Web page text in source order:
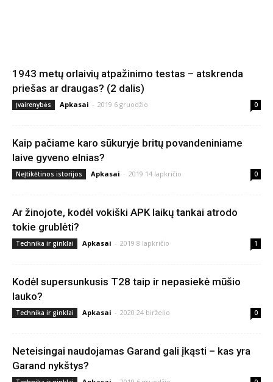
1943 metų orlaivių atpažinimo testas – atskrenda
priešas ar draugas? (2 dalis)
Įvairenybės Apkasai - 2019 6 gruodžio 0
Kaip pačiame karo sūkuryje britų povandeniniame
laive gyveno elnias?
Neįtikėtinos istorijos Apkasai - 2019 14 lapkričio 0
Ar žinojote, kodėl vokiški APK laikų tankai atrodo
tokie grublėti?
Technika ir ginklai Apkasai - 2019 8 lapkričio 1
Kodėl supersunkusis T28 taip ir nepasiekė mūšio
lauko?
Technika ir ginklai Apkasai - 2020 24 birželio 0
Neteisingai naudojamas Garand gali įkąsti – kas yra
Garand nykštys?